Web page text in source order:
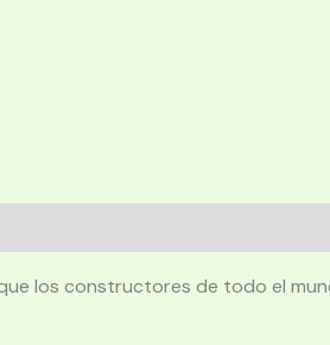
los constructores de todo el